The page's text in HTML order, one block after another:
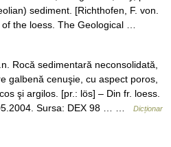
sediment. [Richthofen, F. von.
the loess. The Geological …
Rocă sedimentară neconsolidată,
galbenă cenuşie, cu aspect poros,
şi argilos. [pr.: lös] – Din fr. loess.
Sursa: DEX 98 … …
Dicționar